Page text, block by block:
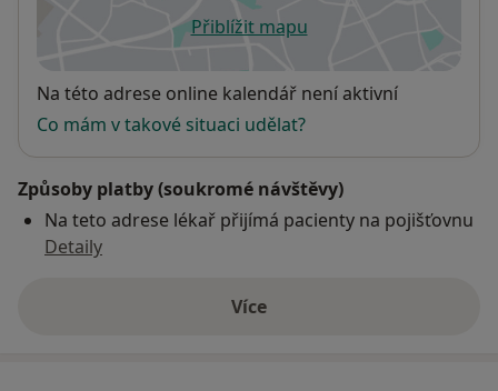
Přiblížit mapuse otevře v nové záložce
Dostupnost
Na této adrese online kalendář není aktivní
Co mám v takové situaci udělat?
Způsoby platby (soukromé návštěvy)
Na teto adrese lékař přijímá pacienty na pojišťovnu
Detaily
Víceo adrese